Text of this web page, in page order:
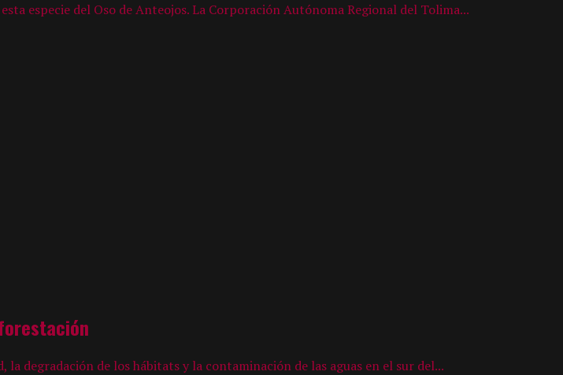
especie del Oso de Anteojos. La Corporación Autónoma Regional del Tolima...
degradación de los hábitats y la contaminación de las aguas en el sur del...